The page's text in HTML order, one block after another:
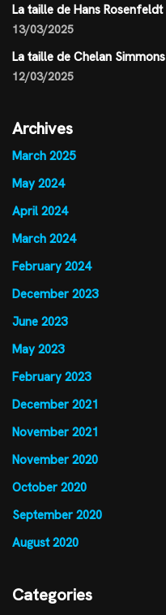
La taille de Hans Rosenfeldt
13/03/2025
La taille de Chelan Simmons
12/03/2025
Archives
March 2025
May 2024
April 2024
March 2024
February 2024
December 2023
June 2023
May 2023
February 2023
December 2021
November 2021
November 2020
October 2020
September 2020
August 2020
Categories